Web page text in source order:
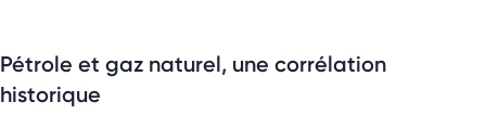
Pétrole et gaz naturel, une corrélation
historique